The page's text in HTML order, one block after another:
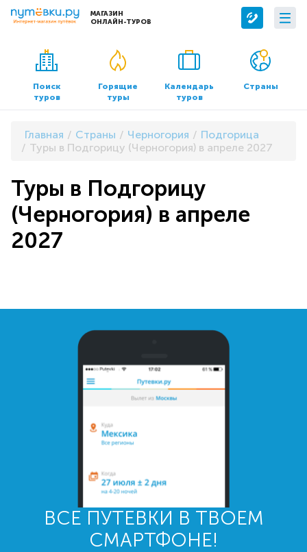
МАГАЗИН
ОНЛАЙН-ТУРОВ
Сервисы
Бронирование отелей
Трансфер
О компании
О нас
Контакты
Документы и реквизиты
Поиск
туров
Горящие
туры
Календарь
туров
Страны
Главная Страны Черногория
Подгорица
Туры в Подгорицу (Черногория) в апреле 2027
Туры в Подгорицу
(Черногория) в апреле
2027
ВСЕ ПУТЕВКИ В ТВОЕМ
СМАРТФОНЕ!